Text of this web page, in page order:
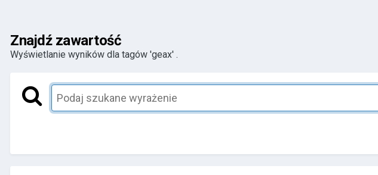
Znajdź zawartość
Wyświetlanie wyników dla tagów 'geax' .